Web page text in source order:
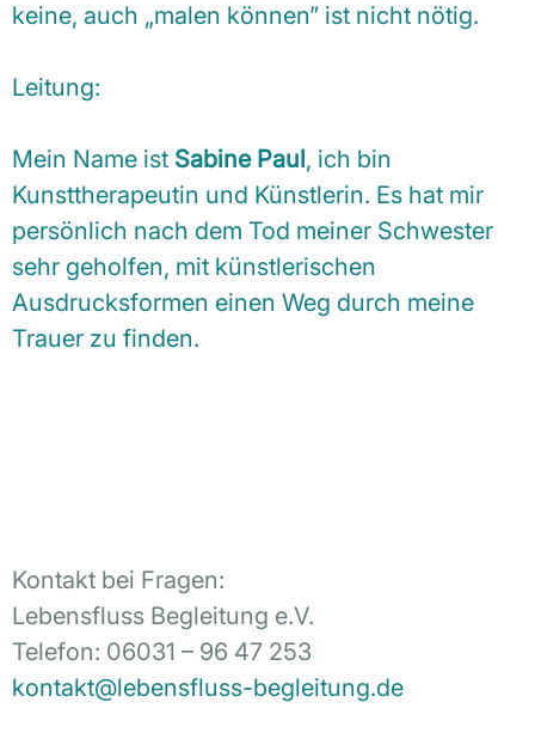
keine, auch „malen können” ist nicht nötig.
Leitung:
Mein Name ist Sabine Paul, ich bin
Kunsttherapeutin und Künstlerin. Es hat mir
persönlich nach dem Tod meiner Schwester
sehr geholfen, mit künstlerischen
Ausdrucksformen einen Weg durch meine
Trauer zu finden.
Kontakt bei Fragen:
Lebensfluss Begleitung e.V.
Telefon: 06031 – 96 47 253
kontakt@lebensfluss-begleitung.de